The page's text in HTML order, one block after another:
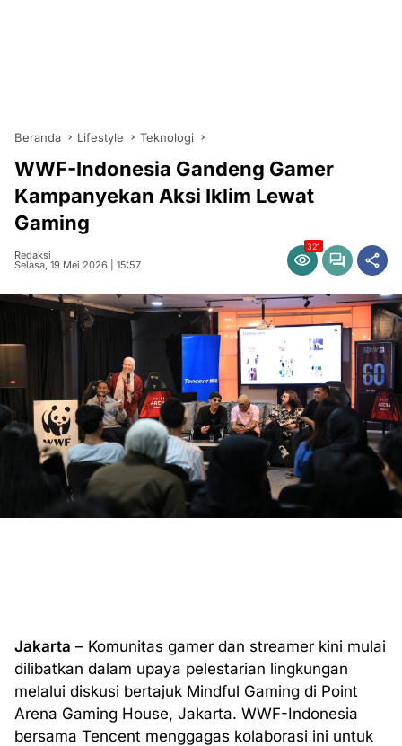
Beranda Lifestyle Teknologi
WWF-Indonesia Gandeng Gamer
Kampanyekan Aksi Iklim Lewat
Gaming
Redaksi
Selasa, 19 Mei 2026 | 15:57
321
Jakarta – Komunitas gamer dan streamer kini mulai
dilibatkan dalam upaya pelestarian lingkungan
melalui diskusi bertajuk Mindful Gaming di Point
Arena Gaming House, Jakarta. WWF-Indonesia
bersama Tencent menggagas kolaborasi ini untuk